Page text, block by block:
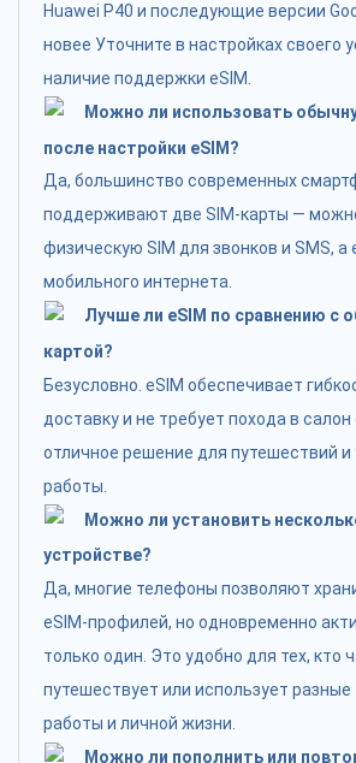
Huawei P40 и последующие версии
новее Уточните в настройках своего
наличие поддержки eSIM.
Можно ли использовать
после настройки eSIM?
Да, большинство современных
поддерживают две SIM-карты —
физическую SIM для звонков и SMS, а
мобильного интернета.
Лучше ли eSIM по сравнению с
картой?
Безусловно. eSIM обеспечивает
доставку и не требует похода в салон
отличное решение для путешествий и
работы.
Можно ли установить
устройстве?
Да, многие телефоны позволяют
eSIM-профилей, но одновременно
только один. Это удобно для тех, кто
путешествует или использует
работы и личной жизни.
Можно ли пополнить или